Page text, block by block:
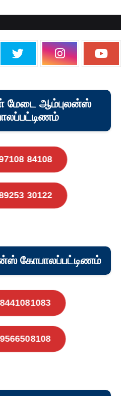
மேடை ஆம்புலன்ஸ்
84108
30122
கோபாலப்பட்டிணம்
8441081083
9566508108